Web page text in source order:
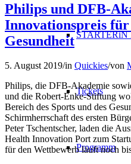
STARTERiN
Tickets
Programm
Philips und DFB-
Innovationspreis
Gesundheit
5. August 2019/in Quickies/von
Philips, die DFB-Akademie
und die Robert-Enke-Stiftung
Bereich des Sports und des
Schirmherrschaft des ersten
Peter Tschentscher, laden die
Health Innovation Port zum
für den Wettbewerb läuft noch